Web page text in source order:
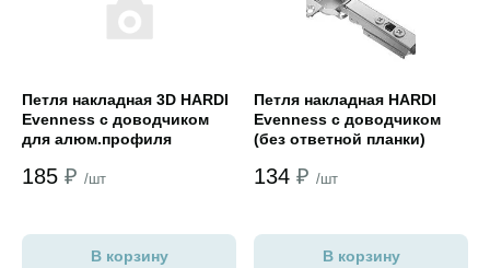
Петля накладная 3D HARDI
Evenness с доводчиком
для алюм.профиля
никель
185 ₽ /шт
В корзину
Петля накладная HARDI
Evenness с доводчиком
(без ответной планки)
134 ₽ /шт
В корзину